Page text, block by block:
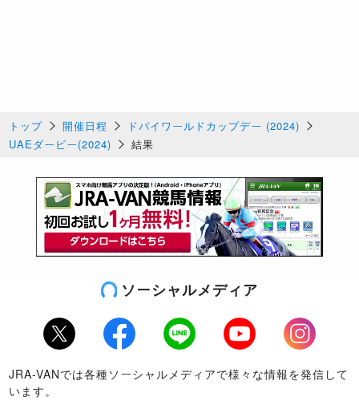
トップ 開催日程
ドバイワールドカップデー (2024)
UAEダービー(2024)
結果
ソーシャルメディア
Twitter Facebook LINE Youtube
Instagram
JRA-VANでは各種ソーシャルメディアで様々な情報を発信して
います。